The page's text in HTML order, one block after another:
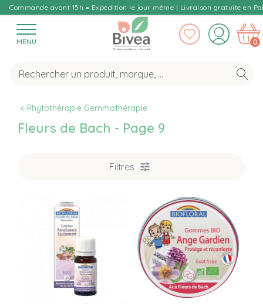
Commande avant 15h = Expédition le jour même | Livraison gratuite en
MENU 0
Phytothérapie Gemmothérapie
Fleurs de Bach - Page 9
Filtres